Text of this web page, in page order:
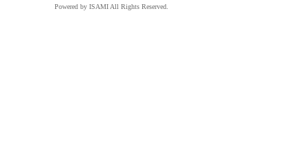
Powered by ISAMI All Rights Reserved.